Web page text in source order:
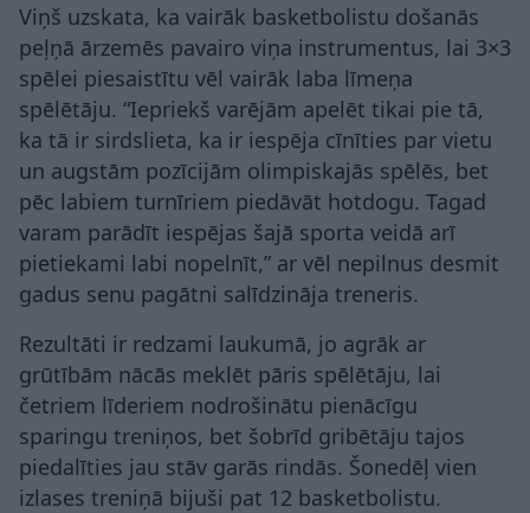
Viņš uzskata, ka vairāk basketbolistu došanās
peļņā ārzemēs pavairo viņa instrumentus, lai 3×3
spēlei piesaistītu vēl vairāk laba līmeņa
spēlētāju. “Iepriekš varējām apelēt tikai pie tā,
ka tā ir sirdslieta, ka ir iespēja cīnīties par vietu
un augstām pozīcijām olimpiskajās spēlēs, bet
pēc labiem turnīriem piedāvāt hotdogu. Tagad
varam parādīt iespējas šajā sporta veidā arī
pietiekami labi nopelnīt,” ar vēl nepilnus desmit
gadus senu pagātni salīdzināja treneris.
Rezultāti ir redzami laukumā, jo agrāk ar
grūtībām nācās meklēt pāris spēlētāju, lai
četriem līderiem nodrošinātu pienācīgu
sparingu treniņos, bet šobrīd gribētāju tajos
piedalīties jau stāv garās rindās. Šonedēļ vien
izlases treniņā bijuši pat 12 basketbolistu.